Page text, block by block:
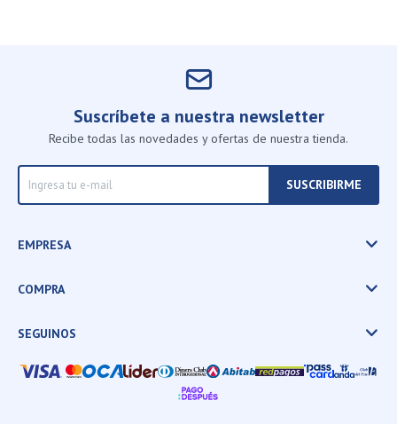
Suscríbete a nuestra newsletter
Recibe todas las novedades y ofertas de nuestra tienda.
SUSCRIBIRME
EMPRESA
COMPRA
SEGUINOS